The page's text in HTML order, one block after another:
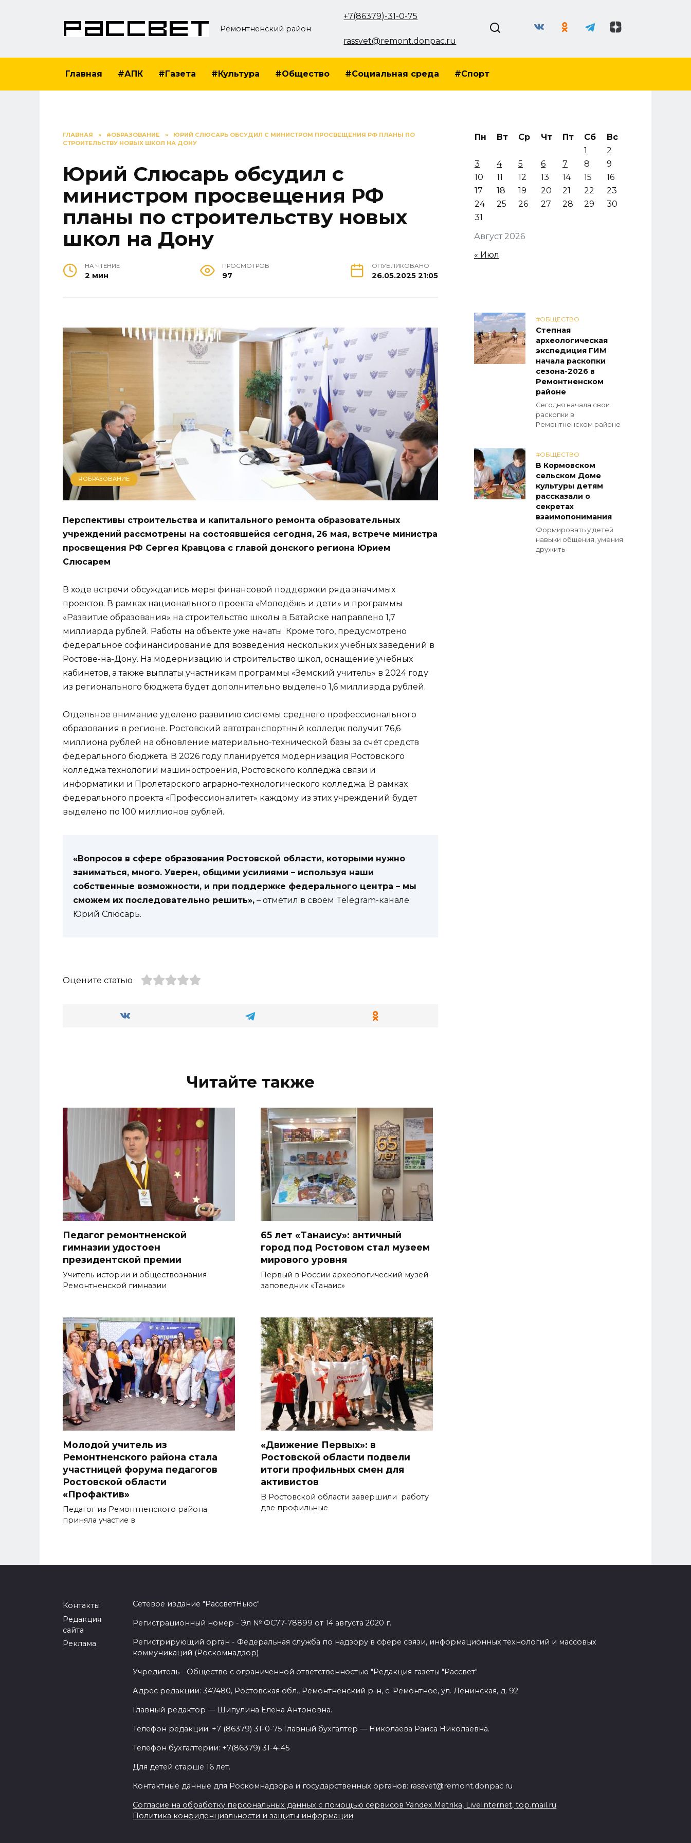
Ремонтненский район
+7(86379)-31-0-75
rassvet@remont.donpac.ru
Главная #АПК #Газета #Культура #Общество #Социальная среда #Спорт
ГЛАВНАЯ » #ОБРАЗОВАНИЕ »
ЮРИЙ СЛЮСАРЬ ОБСУДИЛ С МИНИСТРОМ ПРОСВЕЩЕНИЯ РФ ПЛАНЫ ПО
СТРОИТЕЛЬСТВУ НОВЫХ ШКОЛ НА ДОНУ
Юрий Слюсарь обсудил с
министром просвещения РФ
планы по строительству новых
школ на Дону
НА ЧТЕНИЕ
2 мин
ПРОСМОТРОВ
97
ОПУБЛИКОВАНО
26.05.2025 21:05
#ОБРАЗОВАНИЕ
Перспективы строительства и капитального ремонта образовательных
учреждений рассмотрены на состоявшейся сегодня, 26 мая, встрече министра
просвещения РФ Сергея Кравцова с главой донского региона Юрием
Слюсарем
В ходе встречи обсуждались меры финансовой поддержки ряда значимых
проектов. В рамках национального проекта «Молодёжь и дети» и программы
«Развитие образования» на строительство школы в Батайске направлено 1,7
миллиарда рублей. Работы на объекте уже начаты. Кроме того, предусмотрено
федеральное софинансирование для возведения нескольких учебных заведений в
Ростове-на-Дону. На модернизацию и строительство школ, оснащение учебных
кабинетов, а также выплаты участникам программы «Земский учитель» в 2024 году
из регионального бюджета будет дополнительно выделено 1,6 миллиарда рублей.
Отдельное внимание уделено развитию системы среднего профессионального
образования в регионе. Ростовский автотранспортный колледж получит 76,6
миллиона рублей на обновление материально-технической базы за счёт средств
федерального бюджета. В 2026 году планируется модернизация Ростовского
колледжа технологии машиностроения, Ростовского колледжа связи и
информатики и Пролетарского аграрно-технологического колледжа. В рамках
федерального проекта «Профессионалитет» каждому из этих учреждений будет
выделено по 100 миллионов рублей.
«Вопросов в сфере образования Ростовской области, которыми нужно
заниматься, много. Уверен, общими усилиями – используя наши
собственные возможности, и при поддержке федерального центра – мы
сможем их последовательно решить», – отметил в своём Telegram-канале
Юрий Слюсарь.
Оцените статью
Читайте также
Педагог ремонтненской
гимназии удостоен
президентской премии
Учитель истории и обществознания
Ремонтненской гимназии
65 лет «Танаису»: античный
город под Ростовом стал музеем
мирового уровня
Первый в России археологический музей-
заповедник «Танаис»
Молодой учитель из
Ремонтненского района стала
участницей форума педагогов
Ростовской области
«Профактив»
Педагог из Ремонтненского района
приняла участие в
«Движение Первых»: в
Ростовской области подвели
итоги профильных смен для
активистов
В Ростовской области завершили работу
две профильные
Август 2026
Пн Вт Ср Чт Пт Сб
Вс
1
2
3
4 5 6 7 8
9
10
11 12 13 14 15
16
17
18 19 20 21 22
23
24
25 26 27 28 29
30
31
« Июл
#ОБЩЕСТВО
Степная
археологическая
экспедиция ГИМ
начала раскопки
сезона-2026 в
Ремонтненском
районе
Сегодня начала свои
раскопки в
Ремонтненском районе
#ОБЩЕСТВО
В Кормовском
сельском Доме
культуры детям
рассказали о
секретах
взаимопонимания
Формировать у детей
навыки общения, умения
дружить
Контакты
Редакция
сайта
Реклама
Сетевое издание "РассветНьюс"
Регистрационный номер - Эл № ФС77-78899 от 14 августа 2020 г.
Регистрирующий орган - Федеральная служба по надзору в сфере связи, информационных технологий и массовых
коммуникаций (Роскомнадзор)
Учредитель - Общество с ограниченной ответственностью "Редакция газеты "Рассвет"
Адрес редакции: 347480, Ростовская обл., Ремонтненский р-н, с. Ремонтное, ул. Ленинская, д. 92
Главный редактор — Шипулина Елена Антоновна.
Телефон редакции: +7 (86379) 31-0-75 Главный бухгалтер — Николаева Раиса Николаевна.
Телефон бухгалтерии: +7(86379) 31-4-45
Для детей старше 16 лет.
Контактные данные для Роскомнадзора и государственных органов: rassvet@remont.donpac.ru
Согласие на обработку персональных данных с помощью сервисов Yandex.Metrika, LiveInternet, top.mail.ru
Политика конфиденциальности и защиты информации